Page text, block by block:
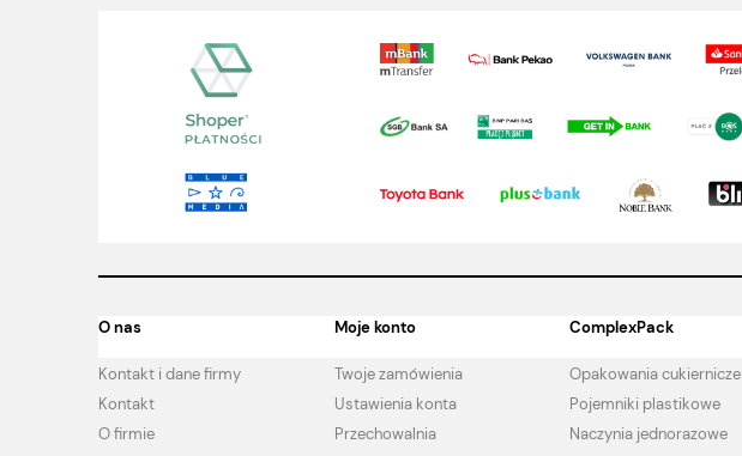
O nas
Kontakt i dane firmy
Kontakt
O firmie
Moje konto
Twoje zamówienia
Ustawienia konta
Przechowalnia
ComplexPack
Opakowania cukiernicze
Pojemniki plastikowe
Naczynia jednorazowe